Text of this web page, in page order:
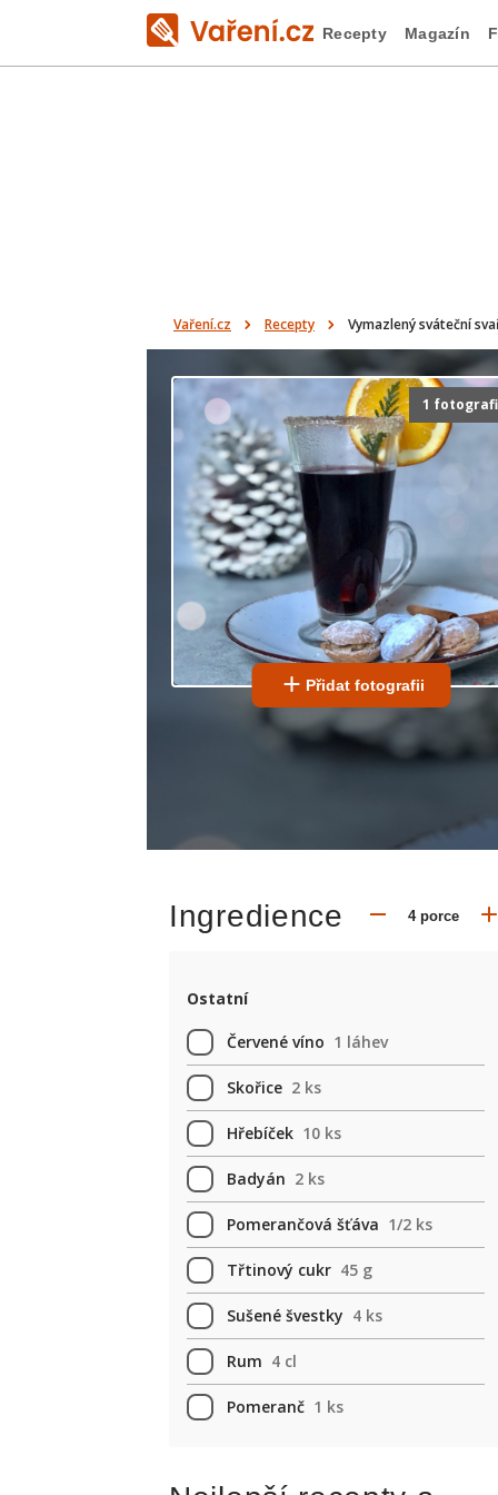
Recepty Magazín
Vaření.cz Recepty Vymazlený sváteční
1
Přidat fotografii
Ingredience
Ostatní
Červené víno 1 láhev
Skořice 2 ks
Hřebíček 10 ks
Badyán 2 ks
Pomerančová šťáva 1/2 ks
Třtinový cukr 45 g
Sušené švestky 4 ks
Rum 4 cl
Pomeranč 1 ks